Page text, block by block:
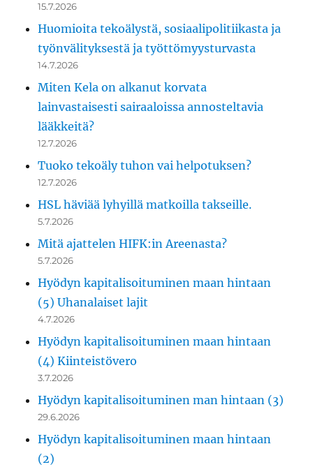
15.7.2026
Huomioita tekoälystä, sosiaalipolitiikasta ja
työnvälityksestä ja työttömyysturvasta
14.7.2026
Miten Kela on alkanut korvata
lainvastaisesti sairaaloissa annosteltavia
lääkkeitä?
12.7.2026
Tuoko tekoäly tuhon vai helpotuksen?
12.7.2026
HSL häviää lyhyillä matkoilla takseille.
5.7.2026
Mitä ajattelen HIFK:in Areenasta?
5.7.2026
Hyödyn kapitalisoituminen maan hintaan
(5) Uhanalaiset lajit
4.7.2026
Hyödyn kapitalisoituminen maan hintaan
(4) Kiinteistövero
3.7.2026
Hyödyn kapitalisoituminen man hintaan (3)
29.6.2026
Hyödyn kapitalisoituminen maan hintaan
(2)